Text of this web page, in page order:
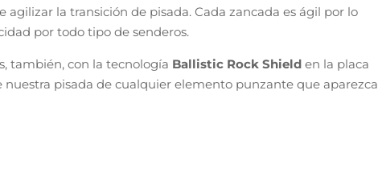
la transición de pisada. Cada zancada es ágil por lo
por todo tipo de senderos.
también, con la tecnología Ballistic Rock Shield en la placa
nuestra pisada de cualquier elemento punzante que aparezca